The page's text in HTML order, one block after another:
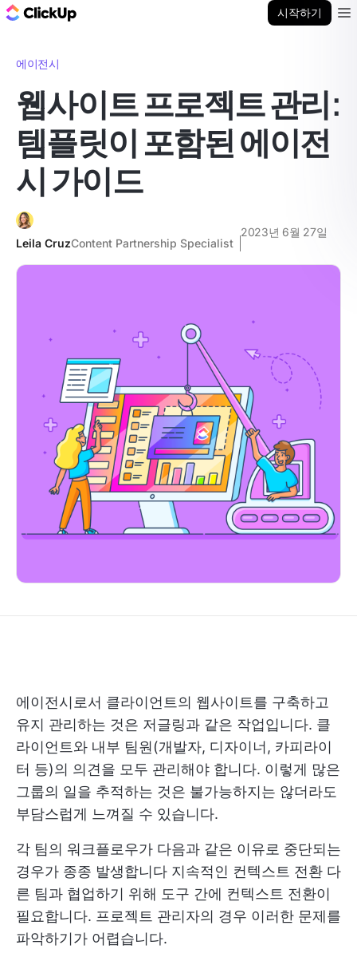
시작하기
에이전시
웹사이트 프로젝트 관리:
템플릿이 포함된 에이전
시 가이드
Leila CruzContent Partnership Specialist
2023년 6월 27일
에이전시로서 클라이언트의 웹사이트를 구축하고
유지 관리하는 것은 저글링과 같은 작업입니다. 클
라이언트와 내부 팀원(개발자, 디자이너, 카피라이
터 등)의 의견을 모두 관리해야 합니다. 이렇게 많은
그룹의 일을 추적하는 것은 불가능하지는 않더라도
부담스럽게 느껴질 수 있습니다.
각 팀의 워크플로우가 다음과 같은 이유로 중단되는
경우가 종종 발생합니다 지속적인 컨텍스트 전환 다
른 팀과 협업하기 위해 도구 간에 컨텍스트 전환이
필요합니다. 프로젝트 관리자의 경우 이러한 문제를
파악하기가 어렵습니다.